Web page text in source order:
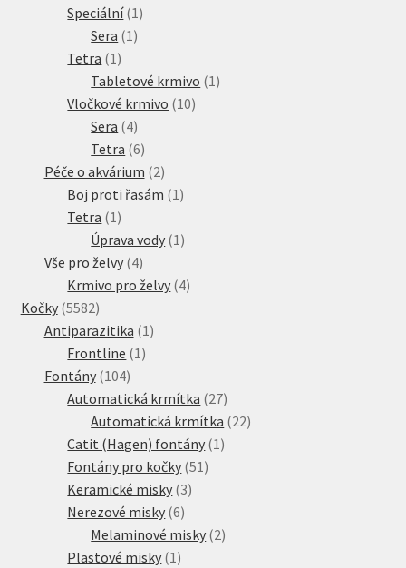
produkt
Speciální 1 1
Sera 1 1
Tetra 1 1
produkt
Tabletové krmivo 1 1
Vločkové krmivo 1010
Sera 44
produkty
Tetra 66
produktů
Péče o akvárium 22
produkty
Boj proti řasám 1 1
Tetra 1 1
produkt
Úprava vody 1 1
Vše pro želvy 44
produkty
Krmivo pro želvy 44
Kočky 55825582
produktů
Antiparazitika 1 1
Frontline 1 1
Fontány 104104
produktů
Automatická krmítka 2727
produktů
Automatická krmítka 2222
Catit (Hagen) fontány 1 1
Fontány pro kočky 51 51
Keramické misky 33
Nerezové misky 66
produktů
Melaminové misky 22
Plastové misky 1 1